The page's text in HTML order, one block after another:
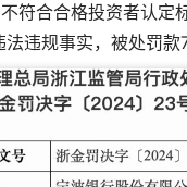
符合合格投资者认定
违规事实，被处罚款